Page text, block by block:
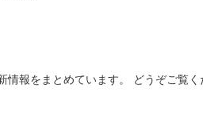
報をまとめています。 どうぞご覧く